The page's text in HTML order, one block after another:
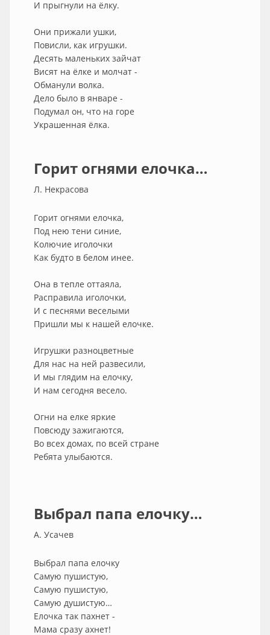
И прыгнули на ёлку.
Они прижали ушки,
Повисли, как игрушки.
Десять маленьких зайчат
Висят на ёлке и молчат -
Обманули волка.
Дело было в январе -
Подумал он, что на горе
Украшенная ёлка.
Горит огнями елочка…
Л. Некрасова
Горит огнями елочка,
Под нею тени синие,
Колючие иголочки
Как будто в белом инее.
Она в тепле оттаяла,
Расправила иголочки,
И с песнями веселыми
Пришли мы к нашей елочке.
Игрушки разноцветные
Для нас на ней развесили,
И мы глядим на елочку,
И нам сегодня весело.
Огни на елке яркие
Повсюду зажигаются,
Во всех домах, по всей стране
Ребята улыбаются.
Выбрал папа елочку…
А. Усачев
Выбрал папа елочку
Самую пушистую,
Самую пушистую,
Самую душистую…
Елочка так пахнет -
Мама сразу ахнет!